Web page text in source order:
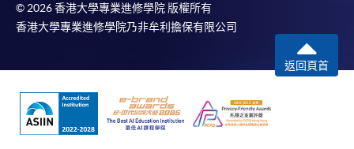
© 2026 香港大學專業進修學院 版權所有
香港大學專業進修學院乃非牟利擔保有限公司
返回頁首